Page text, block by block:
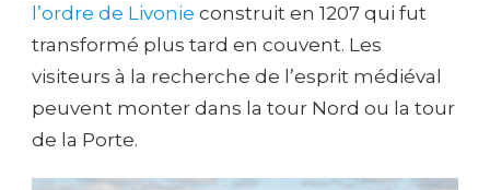
l’ordre de Livonie construit en 1207 qui fut
transformé plus tard en couvent. Les
visiteurs à la recherche de l’esprit médiéval
peuvent monter dans la tour Nord ou la tour
de la Porte.